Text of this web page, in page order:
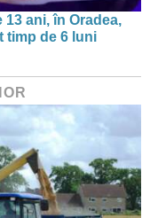
ani, în Oradea,
timp de 6 luni